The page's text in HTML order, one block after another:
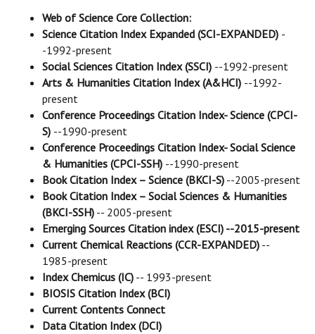
Web of Science Core Collection:
Science Citation Index Expanded (SCI-EXPANDED) -
-1992-present
Social Sciences Citation Index (SSCI) --1992-present
Arts & Humanities Citation Index (A&HCI) --1992-
present
Conference Proceedings Citation Index- Science (CPCI-
S) --1990-present
Conference Proceedings Citation Index- Social Science
& Humanities (CPCI-SSH) --1990-present
Book Citation Index – Science (BKCI-S) --2005-present
Book Citation Index – Social Sciences & Humanities
(BKCI-SSH) -- 2005-present
Emerging Sources Citation index (ESCI) --2015-present
Current Chemical Reactions (CCR-EXPANDED) --
1985-present
Index Chemicus (IC) -- 1993-present
BIOSIS Citation Index (BCI)
Current Contents Connect
Data Citation Index (DCI)